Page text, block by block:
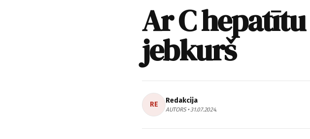
Ar C
jebkurš
RE Redakcija
AUTORS • 31.07.2024.